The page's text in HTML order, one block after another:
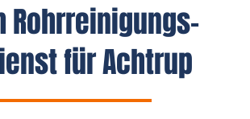
Rohrreinigungs-
für Achtrup